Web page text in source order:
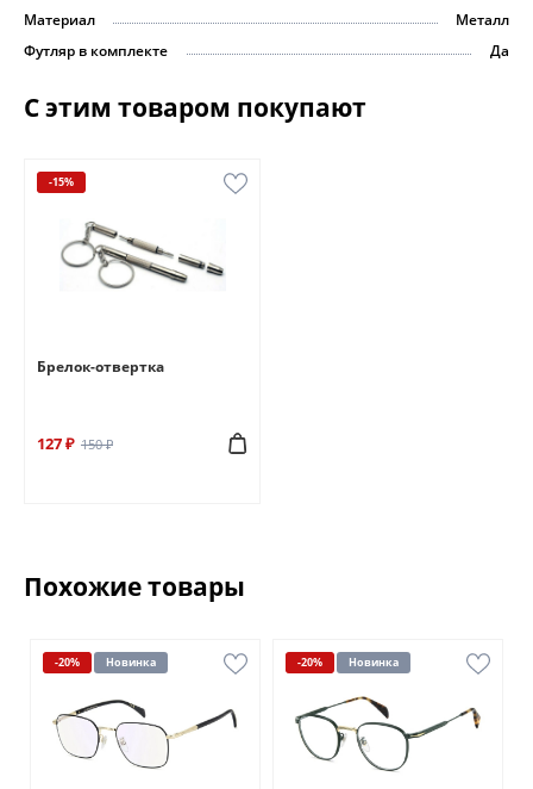
Материал
Металл
Футляр в комплекте
Да
С этим товаром покупают
-15%
Брелок-отвертка
127 ₽ 150 ₽
Похожие товары
-20% Новинка -20% Новинка